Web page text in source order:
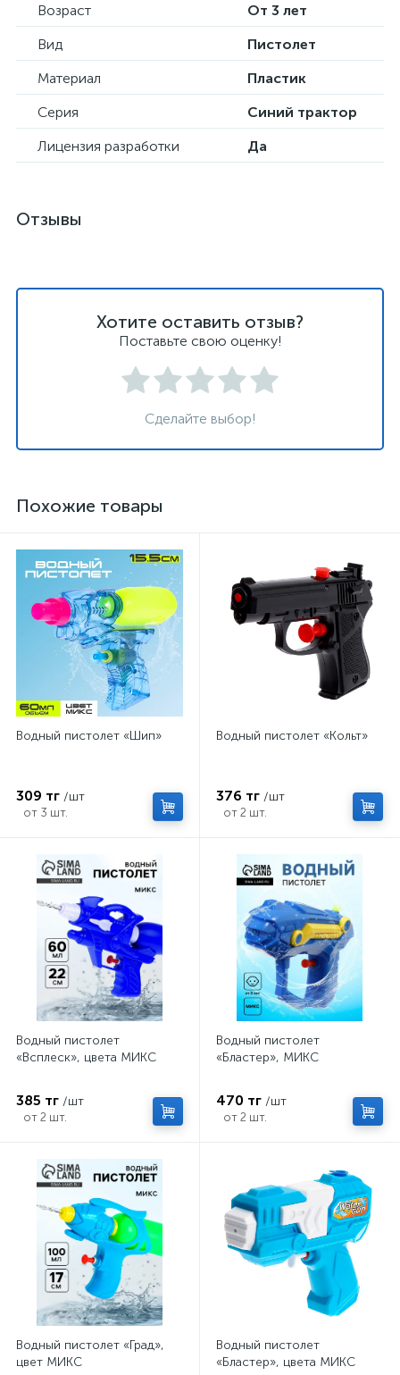
Возраст
От 3 лет
Вид
Пистолет
Материал
Пластик
Серия
Синий трактор
Лицензия разработки
Да
Отзывы
Хотите оставить отзыв?
Поставьте свою оценку!
Сделайте выбор!
Похожие товары
Водный пистолет «Шип»
309 тг /шт
от 3 шт.
Водный пистолет «Кольт»
376 тг /шт
от 2 шт.
Водный пистолет
«Всплеск», цвета МИКС
385 тг /шт
от 2 шт.
Водный пистолет
«Бластер», МИКС
470 тг /шт
от 2 шт.
Водный пистолет «Град»,
цвет МИКС
Водный пистолет
«Бластер», цвета МИКС